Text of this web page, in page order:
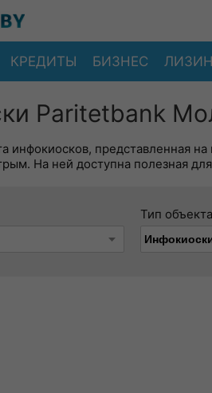
КРЕДИТЫ БИЗНЕС
Paritetbank
инфокиосков, представленная
На ней доступна полезная
Тип объекта